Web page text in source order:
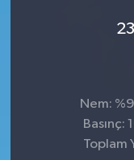
Nem:
Basınç:
Toplam